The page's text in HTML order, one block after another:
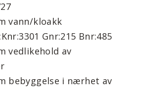
vann/kloakk
Gnr:215 Bnr:485
vedlikehold av
bebyggelse i nærhet av